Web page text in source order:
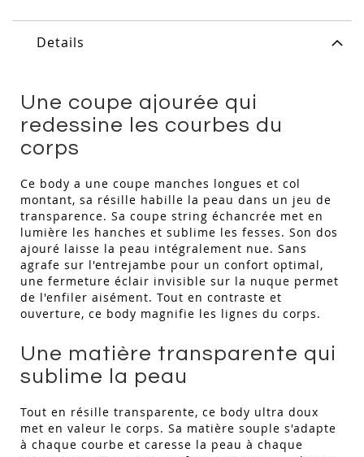
Details
Une coupe ajourée qui
redessine les courbes du
corps
Ce body a une coupe manches longues et col
montant, sa résille habille la peau dans un jeu de
transparence. Sa coupe string échancrée met en
lumière les hanches et sublime les fesses. Son dos
ajouré laisse la peau intégralement nue. Sans
agrafe sur l'entrejambe pour un confort optimal,
une fermeture éclair invisible sur la nuque permet
de l'enfiler aisément. Tout en contraste et
ouverture, ce body magnifie les lignes du corps.
Une matière transparente qui
sublime la peau
Tout en résille transparente, ce body ultra doux
met en valeur le corps. Sa matière souple s'adapte
à chaque courbe et caresse la peau à chaque